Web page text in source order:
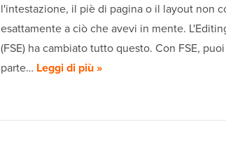
l'intestazione, il piè di pagina o il layout non
esattamente a ciò che avevi in mente.
(FSE) ha cambiato tutto questo. Con FSE,
parte… Leggi di più »